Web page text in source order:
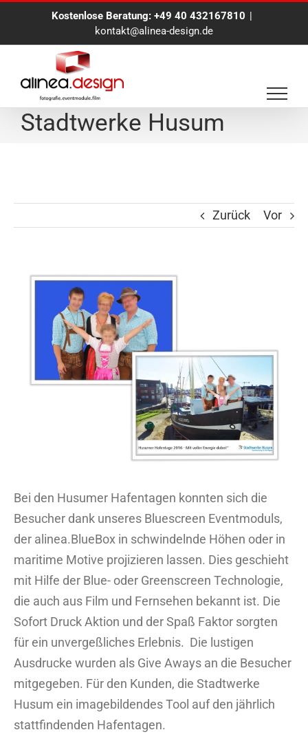
Kostenlose Beratung: +49 40 432167810 |
kontakt@alinea-design.de
alinea.BlueBox für die
Stadtwerke Husum
Zurück Vor
Zeige
Bei den Husumer Hafentagen konnten sich die
Besucher dank unseres Bluescreen Eventmoduls,
der alinea.BlueBox in schwindelnde Höhen oder in
maritime Motive projizieren lassen. Dies geschieht
mit Hilfe der Blue- oder Greenscreen Technologie,
die auch aus Film und Fernsehen bekannt ist. Die
Sofort Druck Aktion und der Spaß Faktor sorgten
für ein unvergeßliches Erlebnis. Die lustigen
Ausdrucke wurden als Give Aways an die Besucher
mitgegeben. Für den Kunden, die Stadtwerke
Husum ein imagebildendes Tool auf den jährlich
stattfindenden Hafentagen.